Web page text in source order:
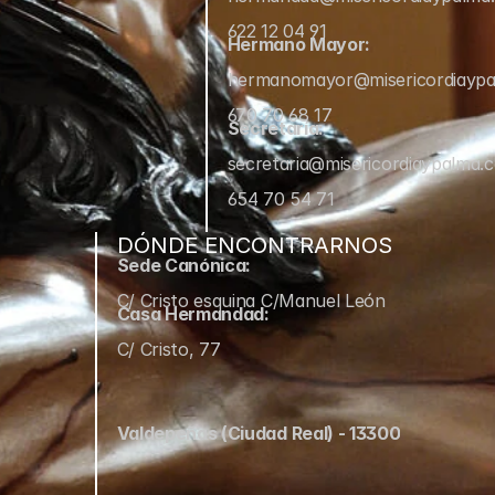
622 12 04 91
Hermano Mayor:
670 70 68 17
Secretaría:
654 70 54 71
DÓNDE ENCONTRARNOS
Sede Canónica:
C/ Cristo esquina C/Manuel León
Casa Hermandad:
C/ Cristo, 77
Valdepeñas (Ciudad Real) - 13300